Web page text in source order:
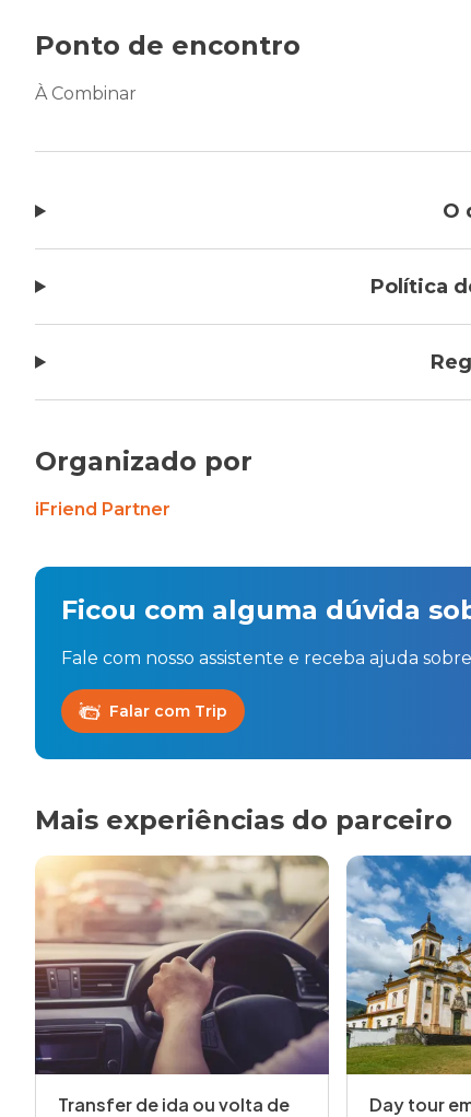
Ponto de encontro
À Combinar
O
Política
Organizado por
iFriend Partner
Ficou com alguma dúvida
Fale com nosso assistente e receba ajuda
Falar com Trip
Mais experiências do parceiro
Transfer de ida ou volta de
Day tour